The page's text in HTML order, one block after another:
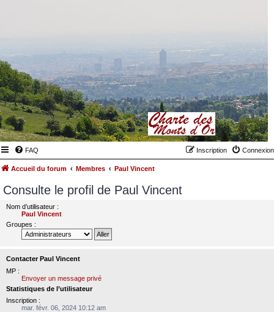
FAQ Connexion
Inscription
Accueil du forum Membres Paul Vincent
Consulte le profil de Paul Vincent
Nom d’utilisateur :
Paul Vincent
Groupes :
Contacter Paul Vincent
MP :
Envoyer un message privé
Statistiques de l’utilisateur
Inscription :
mar. févr. 06, 2024 10:12 am